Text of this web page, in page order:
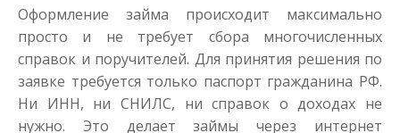
Оформление займа происходит максимально
просто и не требует сбора многочисленных
справок и поручителей. Для принятия решения по
заявке требуется только паспорт гражданина РФ.
Ни ИНН, ни СНИЛС, ни справок о доходах не
нужно. Это делает займы через интернет